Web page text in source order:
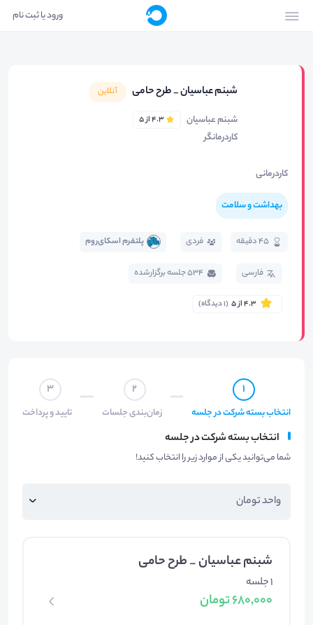
ورود یا ثبت نام
شبنم عباسیان _ طرح حامی آنلاین
شبنم عباسیان
کاردرمانگر
4.3 از 5
کاردرمانی
بهداشت و سلامت
45 دقیقه فردی پلتفرم اسکای‌روم
فارسی 534 جلسه برگزار‌شده
4.3 از 5 (1 دیدگاه)
1
انتخاب بسته شرکت در جلسه
2
زمان‌بندی جلسات
3
تایید و پرداخت
انتخاب بسته شرکت در جلسه
شما می‌توانید یکی از موارد زیر را انتخاب کنید!
شبنم عباسیان _ طرح حامی
1 جلسه
680,000 تومان